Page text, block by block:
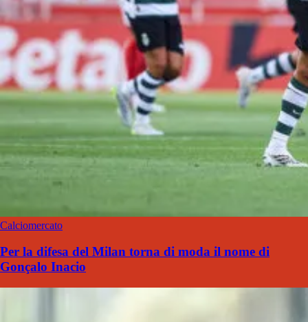
Calciomercato
Per la difesa del Milan torna di moda il nome di
Gonçalo Inacio